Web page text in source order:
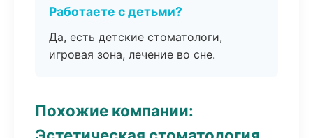
Работаете с детьми?
Да, есть детские стоматологи,
игровая зона, лечение во сне.
Похожие компании: